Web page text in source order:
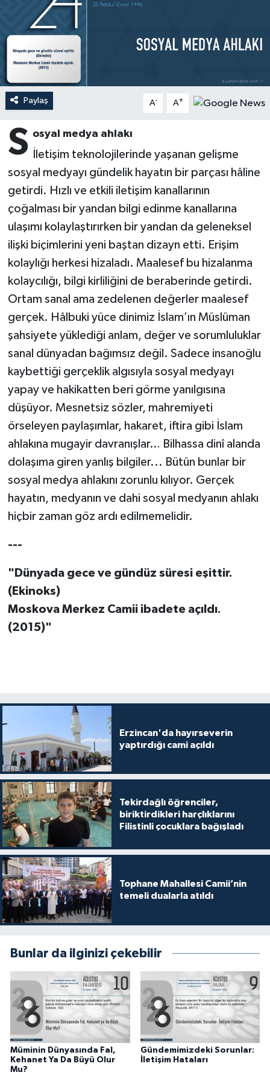
Paylaş A- A+
S osyal medya ahlakı
İletişim teknolojilerinde yaşanan gelişme
sosyal medyayı gündelik hayatın bir parçası hâline
getirdi. Hızlı ve etkili iletişim kanallarının
çoğalması bir yandan bilgi edinme kanallarına
ulaşımı kolaylaştırırken bir yandan da geleneksel
ilişki biçimlerini yeni baştan dizayn etti. Erişim
kolaylığı herkesi hizaladı. Maalesef bu hizalanma
kolaycılığı, bilgi kirliliğini de beraberinde getirdi.
Ortam sanal ama zedelenen değerler maalesef
gerçek. Hâlbuki yüce dinimiz İslam’ın Müslüman
şahsiyete yüklediği anlam, değer ve sorumluluklar
sanal dünyadan bağımsız değil. Sadece insanoğlu
kaybettiği gerçeklik algısıyla sosyal medyayı
yapay ve hakikatten beri görme yanılgısına
düşüyor. Mesnetsiz sözler, mahremiyeti
örseleyen paylaşımlar, hakaret, iftira gibi İslam
ahlakına mugayir davranışlar… Bilhassa dinî alanda
dolaşıma giren yanlış bilgiler... Bütün bunlar bir
sosyal medya ahlakını zorunlu kılıyor. Gerçek
hayatın, medyanın ve dahi sosyal medyanın ahlakı
hiçbir zaman göz ardı edilmemelidir.
---
"Dünyada gece ve gündüz süresi eşittir.
(Ekinoks)
Moskova Merkez Camii ibadete açıldı.
(2015)"
Erzincan'da hayırseverin
yaptırdığı cami açıldı
Tekirdağlı öğrenciler,
biriktirdikleri harçlıklarını
Filistinli çocuklara bağışladı
Tophane Mahallesi Camii’nin
temeli dualarla atıldı
Bunlar da ilginizi çekebilir
Müminin Dünyasında Fal,
Kehanet Ya Da Büyü Olur
Mu?
Gündemimizdeki Sorunlar:
İletişim Hataları
Ardahan Müftülüğü
Artvin Müftülüğü
Aydın Müftülüğü
Batman Müftülüğü
Bayburt Müftülüğü
Bingöl Müftülüğü
Bitlis Müftülüğü
Bolu Müftülüğü
Burdur Müftülüğü
Bursa Müftülüğü
Çanakkale Müftülüğü
Çankırı Müftülüğü
Çorum Müftülüğü
Denizli Müftülüğü
Düzce Müftülüğü
Edirne Müftülüğü
Elazığ Müftülüğü
Eskişehir Müftülüğü
Gaziantep Müftülüğü
Giresun Müftülüğü
Gümüşhane Müftülüğü
Hakkari Müftülüğü
Hatay Müftülüğü
Iğdır Müftülüğü
İstanbul Müftülüğü
İzmir Müftülüğü
Kahramanmaraş Müftülüğü
Karabük Müftülüğü
Kudüs
Kurban
Mukabele
Sahabeler
Zekat
Hutbeler
DİYANET AKADEMİ
DİYANET GENÇLİK
Dünya
Eğitim
Aile
Sağlık
Makaleler
Ekonomi
Duyurular
Podcast
Bilim, Teknoloji
Biyografiler
Diyanet TV
YAŞAM